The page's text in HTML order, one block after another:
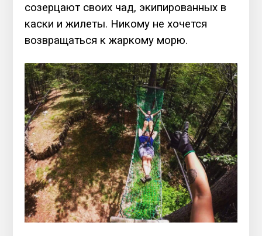
созерцают своих чад, экипированных в
каски и жилеты. Никому не хочется
возвращаться к жаркому морю.